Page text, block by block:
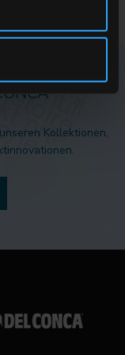
Kollektionen,